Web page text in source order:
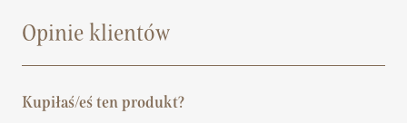
Opinie klientów
Kupiłaś/eś ten produkt?